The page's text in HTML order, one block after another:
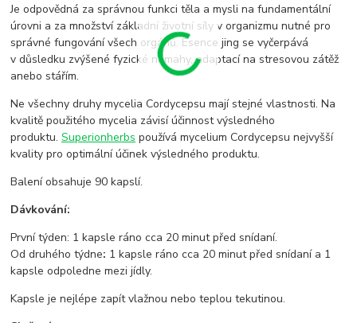
Je odpovědná za správnou funkci těla a mysli na fundamentální
úrovni a za množství základní životní síly v organizmu nutné pro
správné fungování všech orgánů. Esence jing se vyčerpává
v důsledku zvýšené fyzické námahy, adaptací na stresovou zátěž
anebo stářím.
Ne všechny druhy mycelia Cordycepsu mají stejné vlastnosti. Na
kvalitě použitého mycelia závisí účinnost výsledného
produktu.Superionherbs používá mycelium Cordycepsu nejvyšší
kvality pro optimální účinek výsledného produktu.
Balení obsahuje 90 kapslí.
Dávkování:
První týden: 1 kapsle ráno cca 20 minut před snídaní.
Od druhého týdne: 1 kapsle ráno cca 20 minut před snídaní a 1
kapsle odpoledne mezi jídly.
Kapsle je nejlépe zapít vlažnou nebo teplou tekutinou.